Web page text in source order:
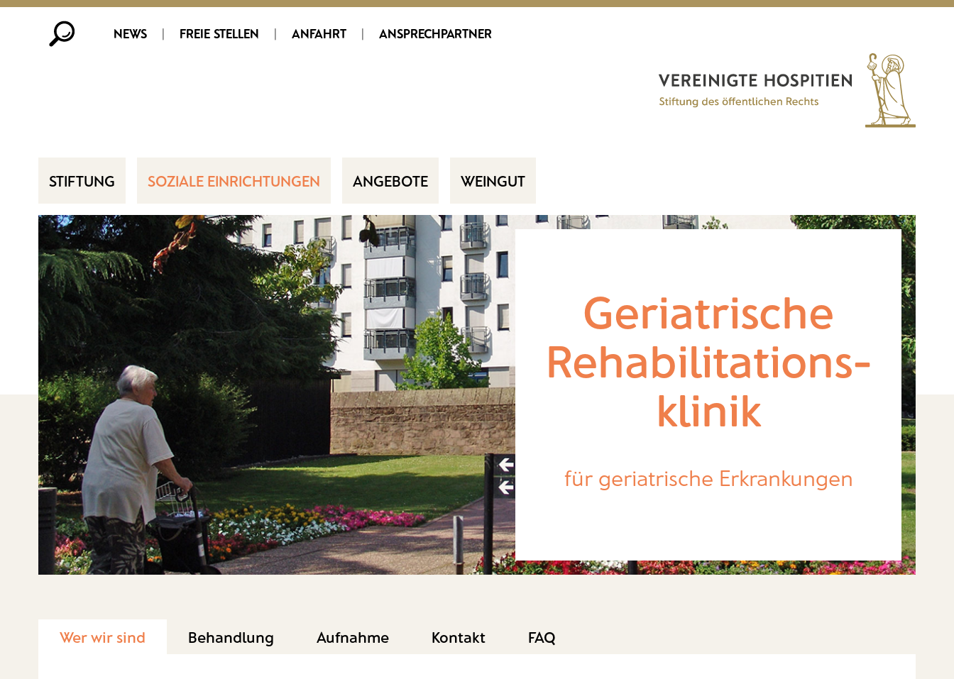
NEWS | FREIE STELLEN | ANFAHRT | ANSPRECHPARTNER
STIFTUNG SOZIALE EINRICHTUNGEN ANGEBOTE WEINGUT
Geriatrische
Rehabilitations-
klinik
für geriatrische Erkrankungen
Wer wir sind Behandlung Aufnahme Kontakt FAQ